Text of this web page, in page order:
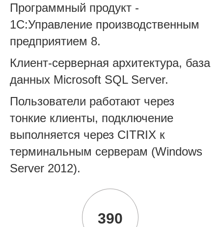
Программный продукт -
1С:Управление производственным
предприятием 8.
Клиент-серверная архитектура, база
данных Microsoft SQL Server.
Пользователи работают через
тонкие клиенты, подключение
выполняется через CITRIX к
терминальным серверам (Windows
Server 2012).
390